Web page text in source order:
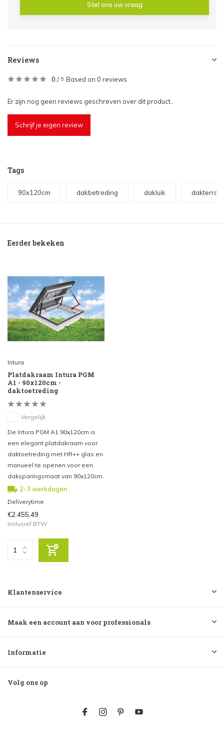
Stel ons uw vraag
Reviews
0 / 5 Based on 0 reviews
Er zijn nog geen reviews geschreven over dit product..
Schrijf je eigen review
Tags
90x120cm dakbetreding dakluik dakterras
Eerder bekeken
Intura
Platdakraam Intura PGM
A1 - 90x120cm -
daktoetreding
Vergelijk
De Intura PGM A1 90x120cm is
een elegant platdakraam voor
daktoetreding met HR++ glas en
manueel te openen voor een
daksparingsmaat van 90x120cm.
2-3 werkdagen
Deliverytime
€2.455,49
Inclusief BTW
Klantenservice
Maak een account aan voor professionals
Informatie
Volg ons op